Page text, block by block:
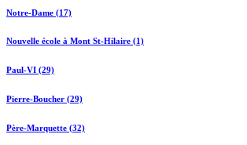
Notre-Dame (17)
Nouvelle école à Mont St-Hilaire (1)
Paul-VI (29)
Pierre-Boucher (29)
Père-Marquette (32)